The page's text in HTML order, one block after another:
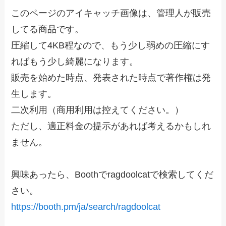
このページのアイキャッチ画像は、管理人が販売
してる商品です。
圧縮して4KB程なので、もう少し弱めの圧縮にす
ればもう少し綺麗になります。
販売を始めた時点、発表された時点で著作権は発
生します。
二次利用（商用利用は控えてください。）
ただし、適正料金の提示があれば考えるかもしれ
ません。
興味あったら、Boothでragdoolcatで検索してくだ
さい。
https://booth.pm/ja/search/ragdoolcat